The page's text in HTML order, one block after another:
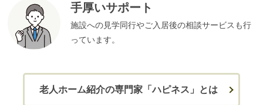
手厚いサポート
施設への見学同行やご入居後の相談サービスも行
っています。
老人ホーム紹介の専門家「ハピネス」とは